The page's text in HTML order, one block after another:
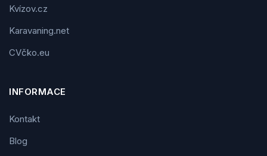
Kvízov.cz
Karavaning.net
CVčko.eu
INFORMACE
Kontakt
Blog